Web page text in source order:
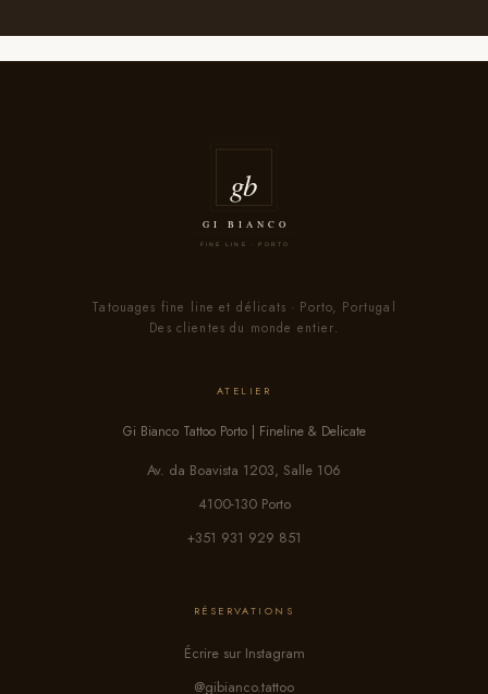
Tatouages fine line et délicats · Porto, Portugal
Des clientes du monde entier.
ATELIER
Gi Bianco Tattoo Porto | Fineline & Delicate
Av. da Boavista 1203, Salle 106
4100-130 Porto
+351 931 929 851
RÉSERVATIONS
Écrire sur Instagram
@gibianco.tattoo